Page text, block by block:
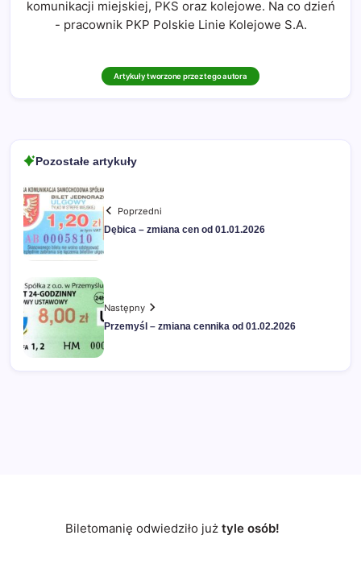
komunikacji miejskiej, PKS oraz kolejowe. Na co dzień
- pracownik PKP Polskie Linie Kolejowe S.A.
Artykuły tworzone przez tego autora
Pozostałe artykuły
Poprzedni
Dębica – zmiana cen od 01.01.2026
Następny
Przemyśl – zmiana cennika od 01.02.2026
Biletomanię odwiedziło jużtyle osób!